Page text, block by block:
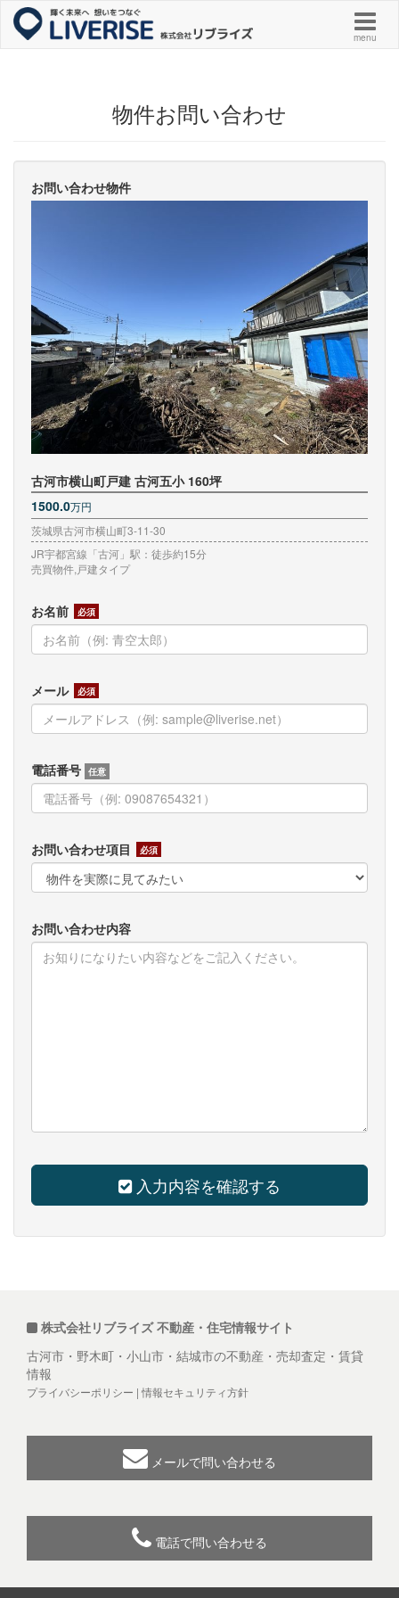
menu
物件お問い合わせ
お問い合わせ物件
古河市横山町戸建 古河五小 160坪
1500.0万円
茨城県古河市横山町3-11-30
JR宇都宮線「古河」駅：徒歩約15分
売買物件,戸建タイプ
お名前 必須
メール 必須
電話番号 任意
お問い合わせ項目 必須
お問い合わせ内容
入力内容を確認する
株式会社リブライズ 不動産・住宅情報サイト
古河市・野木町・小山市・結城市の不動産・売却査定・賃貸
情報
プライバシーポリシー | 情報セキュリティ方針
メールで問い合わせる
電話で問い合わせる